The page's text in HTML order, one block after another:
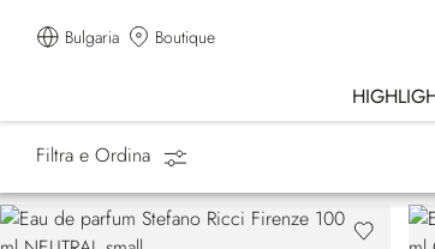
Bulgaria Boutique
Homepage Profumi
Filtra e Ordina